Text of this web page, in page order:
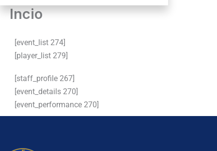
Incio
[event_list 274]
[player_list 279]
[staff_profile 267]
[event_details 270]
[event_performance 270]